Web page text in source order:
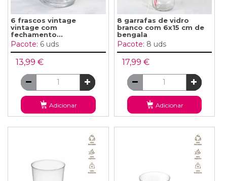
6 frascos vintage
vintage com
fechamento...
Pacote: 6 uds
13,99 €
Adicionar
8 garrafas de vidro
branco com 6x15 cm de
bengala
Pacote: 8 uds
17,99 €
Adicionar